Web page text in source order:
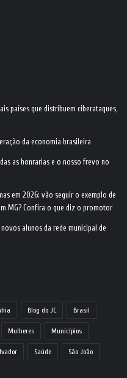
países que distribuem ciberataques,
da economia brasileira
as honrarias e o nosso frevo no
em 2026: vão seguir o exemplo de
MG? Confira o que diz o promotor
alunos da rede municipal de
Blog do JC Brasil
Mulheres Municípios
Saúde São João